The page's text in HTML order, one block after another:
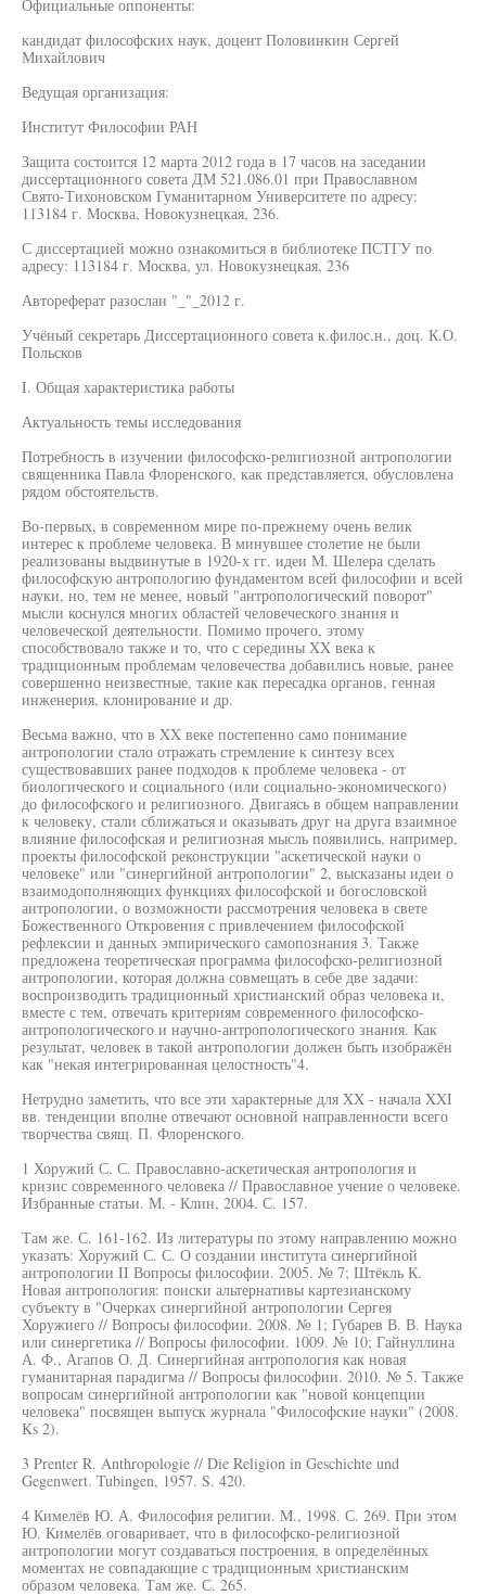
Официальные оппоненты:
кандидат философских наук, доцент Половинкин Сергей
Михайлович
Ведущая организация:
Институт Философии РАН
Защита состоится 12 марта 2012 года в 17 часов на заседании
диссертационного совета ДМ 521.086.01 при Православном
Свято-Тихоновском Гуманитарном Университете по адресу:
113184 г. Москва, Новокузнецкая, 236.
С диссертацией можно ознакомиться в библиотеке ПСТГУ по
адресу: 113184 г. Москва, ул. Новокузнецкая, 236
Автореферат разослан "_"_2012 г.
Учёный секретарь Диссертационного совета к.филос.н., доц. К.О.
Польсков
I. Общая характеристика работы
Актуальность темы исследования
Потребность в изучении философско-религиозной антропологии
священника Павла Флоренского, как представляется, обусловлена
рядом обстоятельств.
Во-первых, в современном мире по-прежнему очень велик
интерес к проблеме человека. В минувшее столетие не были
реализованы выдвинутые в 1920-х гг. идеи М. Шелера сделать
философскую антропологию фундаментом всей философии и всей
науки, но, тем не менее, новый "антропологический поворот"
мысли коснулся многих областей человеческого знания и
человеческой деятельности. Помимо прочего, этому
способствовало также и то, что с середины XX века к
традиционным проблемам человечества добавились новые, ранее
совершенно неизвестные, такие как пересадка органов, генная
инженерия, клонирование и др.
Весьма важно, что в XX веке постепенно само понимание
антропологии стало отражать стремление к синтезу всех
существовавших ранее подходов к проблеме человека - от
биологического и социального (или социально-экономического)
до философского и религиозного. Двигаясь в общем направлении
к человеку, стали сближаться и оказывать друг на друга взаимное
влияние философская и религиозная мысль появились, например,
проекты философской реконструкции "аскетической науки о
человеке" или "синергийной антропологии" 2, высказаны идеи о
взаимодополняющих функциях философской и богословской
антропологии, о возможности рассмотрения человека в свете
Божественного Откровения с привлечением философской
рефлексии и данных эмпирического самопознания 3. Также
предложена теоретическая программа философско-религиозной
антропологии, которая должна совмещать в себе две задачи:
воспроизводить традиционный христианский образ человека и,
вместе с тем, отвечать критериям современного философско-
антропологического и научно-антропологического знания. Как
результат, человек в такой антропологии должен быть изображён
как "некая интегрированная целостность"4.
Нетрудно заметить, что все эти характерные для XX - начала XXI
вв. тенденции вполне отвечают основной направленности всего
творчества свящ. П. Флоренского.
1 Хоружий С. С. Православно-аскетическая антропология и
кризис современного человека // Православное учение о человеке.
Избранные статьи. М. - Клин, 2004. С. 157.
Там же. С. 161-162. Из литературы по этому направлению можно
указать: Хоружий С. С. О создании института синергийной
антропологии II Вопросы философии. 2005. № 7; Штёкль К.
Новая антропология: поиски альтернативы картезианскому
субъекту в "Очерках синергийной антропологии Сергея
Хоружиего // Вопросы философии. 2008. № 1; Губарев В. В. Наука
или синергетика // Вопросы философии. 1009. № 10; Гайнуллина
А. Ф., Агапов О. Д. Синергийная антропология как новая
гуманитарная парадигма // Вопросы философии. 2010. № 5. Также
вопросам синергийной антропологии как "новой концепции
человека" посвящен выпуск журнала "Философские науки" (2008.
Ks 2).
3 Prenter R. Anthropologie // Die Religion in Geschichte und
Gegenwert. Tubingen, 1957. S. 420.
4 Кимелёв Ю. А. Философия религии. M., 1998. С. 269. При этом
Ю. Кимелёв оговаривает, что в философско-религиозной
антропологии могут создаваться построения, в определённых
моментах не совпадающие с традиционным христианским
образом человека. Там же. С. 265.